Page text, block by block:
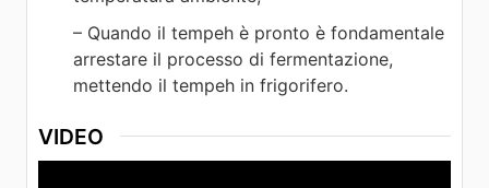
– Quando il tempeh è pronto è fondamentale
arrestare il processo di fermentazione,
mettendo il tempeh in frigorifero.
VIDEO